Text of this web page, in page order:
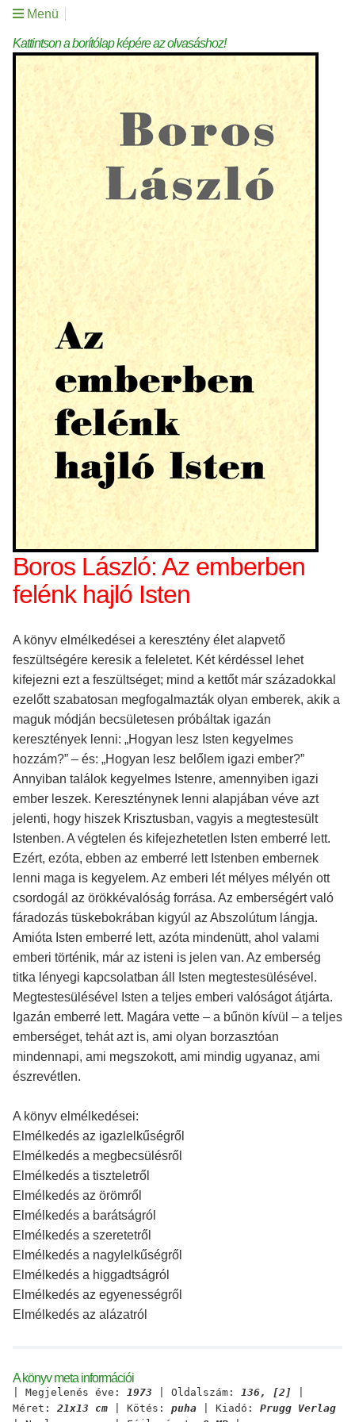
Menü
Kattintson a borítólap képére az olvasáshoz!
Boros László: Az emberben
felénk hajló Isten
A könyv elmélkedései a keresztény élet alapvető
feszültségére keresik a feleletet. Két kérdéssel lehet
kifejezni ezt a feszültséget; mind a kettőt már századokkal
ezelőtt szabatosan megfogalmazták olyan emberek, akik a
maguk módján becsületesen próbáltak igazán
keresztények lenni: „Hogyan lesz Isten kegyelmes
hozzám?” – és: „Hogyan lesz belőlem igazi ember?”
Annyiban találok kegyelmes Istenre, amennyiben igazi
ember leszek. Kereszténynek lenni alapjában véve azt
jelenti, hogy hiszek Krisztusban, vagyis a megtestesült
Istenben. A végtelen és kifejezhetetlen Isten emberré lett.
Ezért, ezóta, ebben az emberré lett Istenben embernek
lenni maga is kegyelem. Az emberi lét mélyes mélyén ott
csordogál az örökkévalóság forrása. Az emberségért való
fáradozás tüskebokrában kigyúl az Abszolútum lángja.
Amióta Isten emberré lett, azóta mindenütt, ahol valami
emberi történik, már az isteni is jelen van. Az emberség
titka lényegi kapcsolatban áll Isten megtestesülésével.
Megtestesülésével Isten a teljes emberi valóságot átjárta.
Igazán emberré lett. Magára vette – a bűnön kívül – a teljes
emberséget, tehát azt is, ami olyan borzasztóan
mindennapi, ami megszokott, ami mindig ugyanaz, ami
észrevétlen.
A könyv elmélkedései:
Elmélkedés az igazlelkűségről
Elmélkedés a megbecsülésről
Elmélkedés a tiszteletről
Elmélkedés az örömről
Elmélkedés a barátságról
Elmélkedés a szeretetről
Elmélkedés a nagylelkűségről
Elmélkedés a higgadtságról
Elmélkedés az egyenességről
Elmélkedés az alázatról
A könyv meta információi
| Megjelenés éve: 1973 | Oldalszám: 136, [2]
Méret: 21x13 cm | Kötés: puha | Kiadó: Prugg Verlag